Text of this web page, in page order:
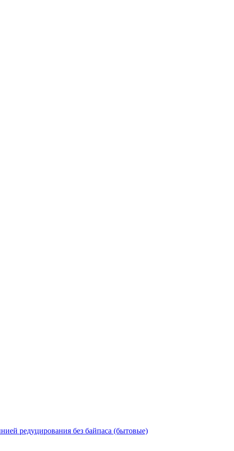
редуцирования без байпаса (бытовые)